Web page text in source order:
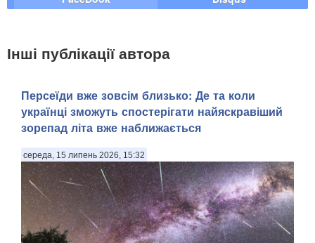
Інші публікації автора
Персеїди вже зовсім близько: Де та коли
українці зможуть спостерігати найяскравіший
зорепад літа вже наближається
середа, 15 липень 2026, 15:32